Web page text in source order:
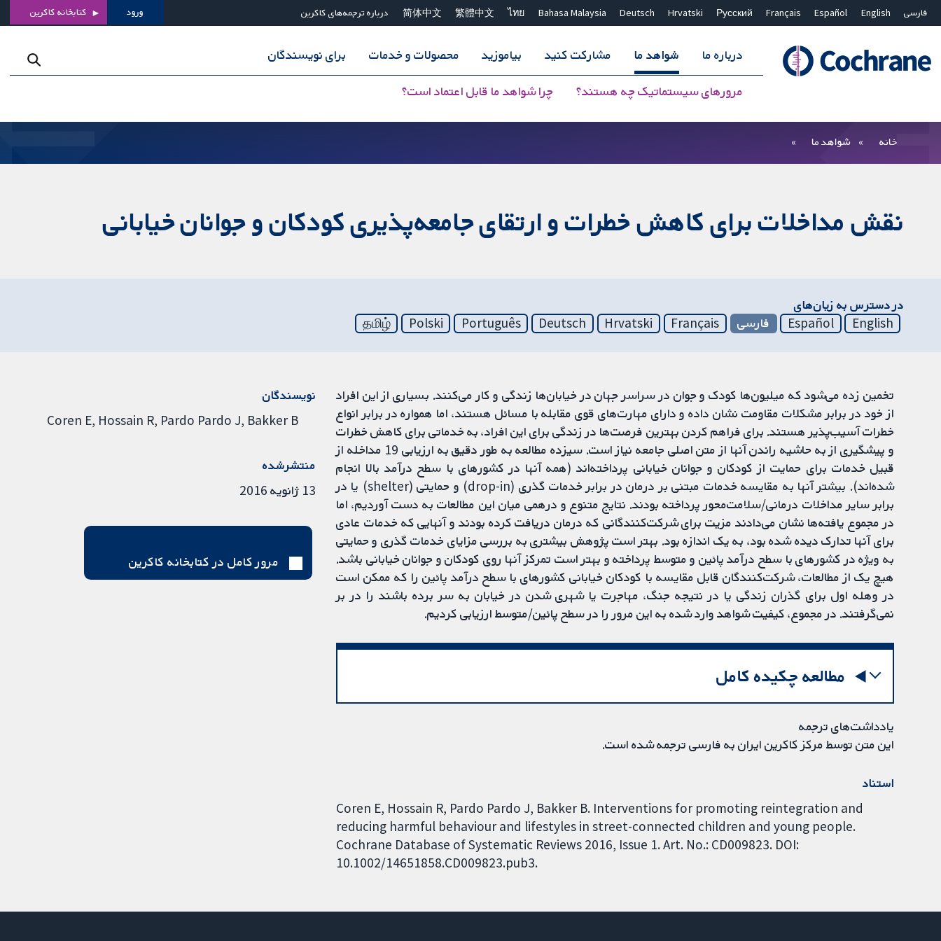
فارسی English
Español
Français
Русский
Hrvatski
Deutsch
Bahasa Malaysia
ไทย
繁體中文
简体中文 درباره ترجمه‌های کاکرین ورود کتابخانه کاکرین
درباره ما شواهد ما
مرورهای سیستماتیک چه هستند؟ چرا شواهد ما قابل اعتماد است؟
مشارکت کنید بیاموزید محصولات و خدمات برای نویسندگان
بستن جستجو ✖
خانه شواهد ما
نقش مداخلات برای کاهش خطرات و ارتقای جامعه‌پذیری کودکان و جوانان خیابانی
در دسترس به زیان‌های
English
Español فارسی Français
Hrvatski
Deutsch
Português
Polski
தமிழ்
تخمین زده می‌شود که میلیون‌ها کودک و جوان در سراسر جهان در خیابان‌ها زندگی و کار می‌کنند. بسیاری از این افراد
از خود در برابر مشکلات مقاومت نشان داده و دارای مهارت‌های قوی مقابله با مسائل هستند، اما همواره در برابر انواع
خطرات آسیب‌پذیر هستند. برای فراهم کردن بهترین فرصت‌ها در زندگی برای این افراد، به خدماتی برای کاهش خطرات
و پیشگیری از به حاشیه راندن آنها از متن اصلی جامعه نیاز است. سیزده مطالعه به طور دقیق به ارزیابی 19 مداخله از
قبیل خدمات برای حمایت از کودکان و جوانان خیابانی پرداخته‌اند (همه آنها در کشورهای با سطح درآمد بالا انجام
شده‌اند). بیشتر آنها به مقایسه خدمات مبتنی بر درمان در برابر خدمات گذری (drop-in) و حمایتی (shelter) یا در
برابر سایر مداخلات درمانی/سلامت‌محور پرداخته بودند. نتایج متنوع و درهمی میان این مطالعات به دست آوردیم، اما
در مجموع یافته‌ها نشان می‌دادند مزیت برای شرکت‌کنندگانی که درمان دریافت کرده بودند و آنهایی که خدمات عادی
برای آنها تدارک دیده شده بود، به یک اندازه بود. بهتر است پژوهش بیشتری به بررسی مزایای خدمات گذری و حمایتی
به ویژه در کشورهای با سطح درآمد پائین و متوسط پرداخته و بهتر است تمرکز آنها روی کودکان و جوانان خیابانی باشد.
هیچ یک از مطالعات، شرکت‌کنندگان قابل مقایسه با کودکان خیابانی کشورهای با سطح درآمد پائین را که ممکن است
در وهله اول برای گذران زندگی یا در نتیجه جنگ، مهاجرت یا شهری شدن در خیابان به سر برده باشند را در بر
نمی‌گرفتند. در مجموع، کیفیت شواهد وارد شده به این مرور را در سطح پائین/متوسط ارزیابی کردیم.
مطالعه چکیده کامل
یادداشت‌های ترجمه
این متن توسط مرکز کاکرین ایران به فارسی ترجمه شده است.
استناد
Coren E, Hossain R, Pardo Pardo J, Bakker B. Interventions for promoting reintegration and
reducing harmful behaviour and lifestyles in street-connected children and young people.
Cochrane Database of Systematic Reviews 2016, Issue 1. Art. No.: CD009823. DOI:
10.1002/14651858.CD009823.pub3.
نویسندگان
Coren E Hossain R Pardo Pardo J Bakker B
منتشرشده
13 ژانویه 2016
مرور کامل در کتابخانه کاکرین